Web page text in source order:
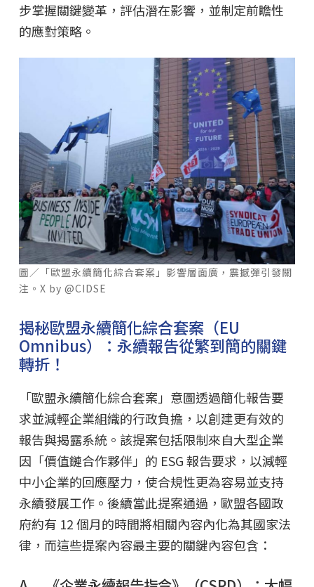
步掌握關鍵變革，評估潛在影響，並制定前瞻性
的應對策略。
圖／「歐盟永續簡化綜合套案」影響層面廣，震撼彈引發關
注。X by @CIDSE
揭秘歐盟永續簡化綜合套案（EU
Omnibus）：永續報告從繁到簡的關鍵
轉折！
「歐盟永續簡化綜合套案」意圖透過簡化報告要
求並減輕企業組織的行政負擔，以創建更有效的
報告與揭露系統。該提案包括限制來自大型企業
因「價值鏈合作夥伴」的 ESG 報告要求，以減輕
中小企業的回應壓力，使合規性更為容易並支持
永續發展工作。後續當此提案通過，歐盟各國政
府約有 12 個月的時間將相關內容內化為其國家法
律，而這些提案內容最主要的關鍵內容包含：